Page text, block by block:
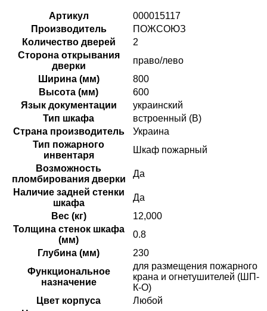
Артикул
000015117
Производитель
ПОЖСОЮЗ
Количество дверей
2
Сторона открывания
дверки
право/лево
Ширина (мм)
800
Высота (мм)
600
Язык документации
украинский
Тип шкафа
встроенный (В)
Страна производитель
Украина
Тип пожарного
инвентаря
Шкаф пожарный
Возможность
пломбирования дверки
Да
Наличие задней стенки
шкафа
Да
Вес (кг)
12,000
Толщина стенок шкафа
(мм)
0.8
Глубина (мм)
230
Функциональное
назначение
для размещения пожарного
крана и огнетушителей (ШП-
К-О)
Цвет корпуса
Любой